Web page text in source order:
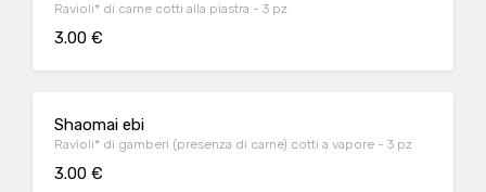
Ravioli* di carne cotti alla piastra - 3 pz
3.00 €
Shaomai ebi
Ravioli* di gamberi (presenza di carne) cotti a vapore - 3 pz
3.00 €